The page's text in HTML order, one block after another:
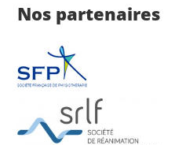
Nos partenaires